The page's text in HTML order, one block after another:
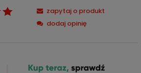
zapytaj o produkt
dodaj opinię